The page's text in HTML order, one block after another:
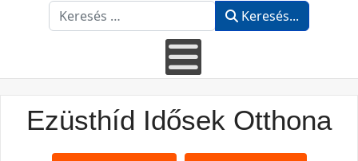
Keresés... Keresés...
Ezüsthíd Idősek Otthona